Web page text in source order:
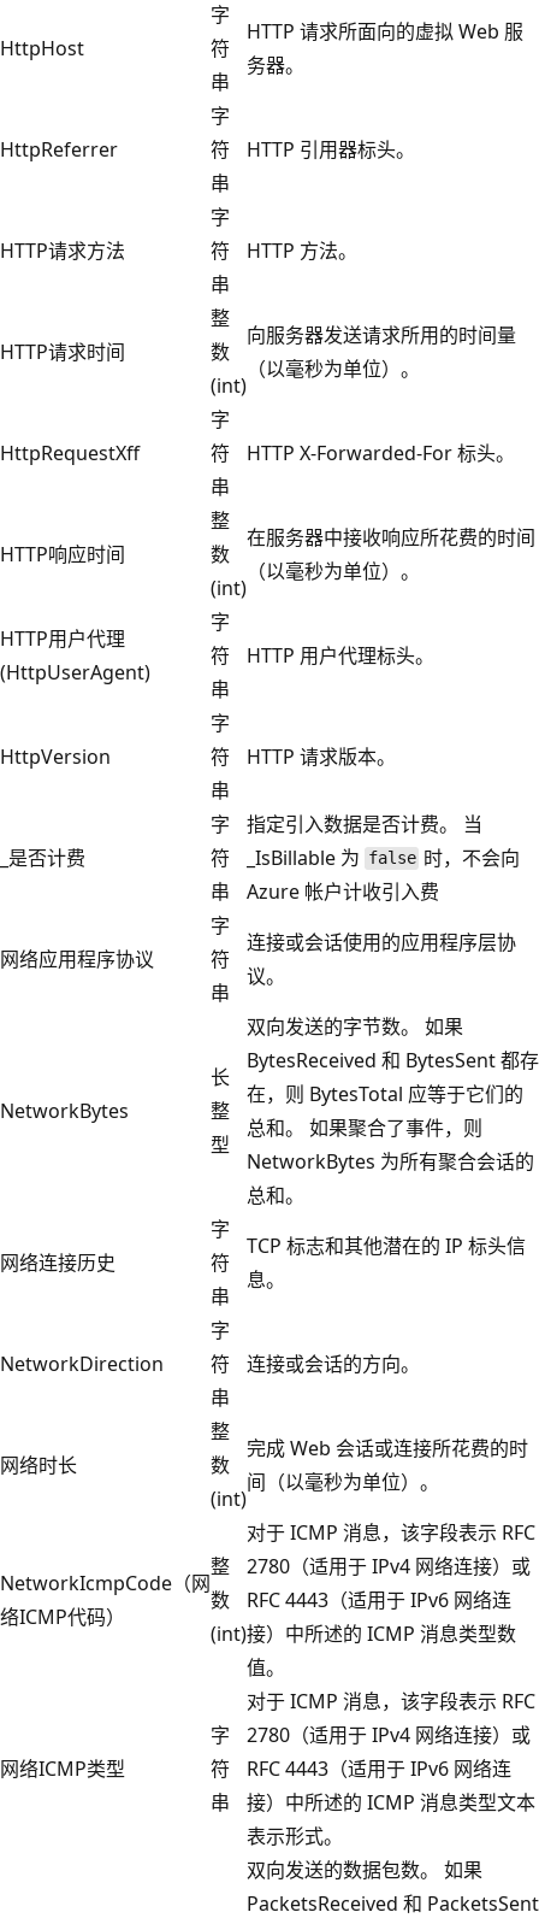
HttpHost
字
符
串
HTTP 请求所面向的虚拟 Web 服
务器。
HttpReferrer
字
符
串
HTTP 引用器标头。
HTTP请求方法
字
符
串
HTTP 方法。
HTTP请求时间
整
数
(int)
向服务器发送请求所用的时间量
（以毫秒为单位）。
HttpRequestXff
字
符
串
HTTP X-Forwarded-For 标头。
HTTP响应时间
整
数
(int)
在服务器中接收响应所花费的时间
（以毫秒为单位）。
HTTP用户代理
(HttpUserAgent)
字
符
串
HTTP 用户代理标头。
HttpVersion
字
符
串
HTTP 请求版本。
_是否计费
字
符
串
指定引入数据是否计费。 当
_IsBillable 为 false 时，不会向
Azure 帐户计收引入费
网络应用程序协议
字
符
串
连接或会话使用的应用程序层协
议。
NetworkBytes
长
整
型
双向发送的字节数。 如果
BytesReceived 和 BytesSent 都存
在，则 BytesTotal 应等于它们的
总和。 如果聚合了事件，则
NetworkBytes 为所有聚合会话的
总和。
网络连接历史
字
符
串
TCP 标志和其他潜在的 IP 标头信
息。
NetworkDirection
字
符
串
连接或会话的方向。
网络时长
整
数
(int)
完成 Web 会话或连接所花费的时
间（以毫秒为单位）。
NetworkIcmpCode（网
络ICMP代码）
整
数
(int)
对于 ICMP 消息，该字段表示 RFC
2780（适用于 IPv4 网络连接）或
RFC 4443（适用于 IPv6 网络连
接）中所述的 ICMP 消息类型数
值。
网络ICMP类型
字
符
串
对于 ICMP 消息，该字段表示 RFC
2780（适用于 IPv4 网络连接）或
RFC 4443（适用于 IPv6 网络连
接）中所述的 ICMP 消息类型文本
表示形式。
双向发送的数据包数。 如果
PacketsReceived 和 PacketsSent